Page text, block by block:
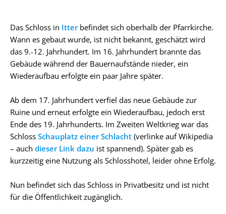
Das Schloss in Itterbefindet sich oberhalb der Pfarrkirche.
Wann es gebaut wurde, ist nicht bekannt, geschätzt wird
das 9.-12. Jahrhundert. Im 16. Jahrhundert brannte das
Gebäude während der Bauernaufstände nieder, ein
Wiederaufbau erfolgte ein paar Jahre später.
Ab dem 17. Jahrhundert verfiel das neue Gebäude zur
Ruine und erneut erfolgte ein Wiederaufbau, jedoch erst
Ende des 19. Jahrhunderts. Im Zweiten Weltkrieg war das
Schloss Schauplatz einer Schlacht (verlinke auf Wikipedia
– auch dieser Link dazu ist spannend). Später gab es
kurzzeitig eine Nutzung als Schlosshotel, leider ohne Erfolg.
Nun befindet sich das Schloss in Privatbesitz und ist nicht
für die Öffentlichkeit zugänglich.